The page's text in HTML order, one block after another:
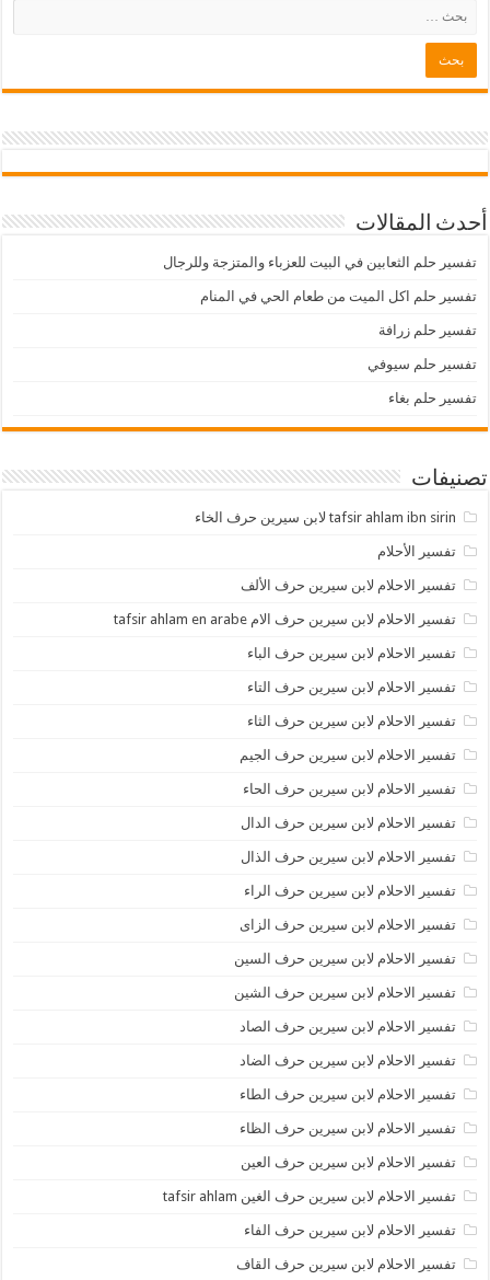
أحدث المقالات
تفسير حلم الثعابين في البيت للعزباء والمتزجة وللرجال
تفسير حلم اكل الميت من طعام الحي في المنام
تفسير حلم زرافة
تفسير حلم سيوفي
تفسير حلم بغاء
تصنيفات
tafsir ahlam ibn sirin لابن سيرين حرف الخاء
تفسير الأحلام
تفسير الاحلام لابن سيرين حرف الألف
تفسير الاحلام لابن سيرين حرف الام tafsir ahlam en arabe
تفسير الاحلام لابن سيرين حرف الباء
تفسير الاحلام لابن سيرين حرف التاء
تفسير الاحلام لابن سيرين حرف الثاء
تفسير الاحلام لابن سيرين حرف الجيم
تفسير الاحلام لابن سيرين حرف الحاء
تفسير الاحلام لابن سيرين حرف الدال
تفسير الاحلام لابن سيرين حرف الذال
تفسير الاحلام لابن سيرين حرف الراء
تفسير الاحلام لابن سيرين حرف الزاى
تفسير الاحلام لابن سيرين حرف السين
تفسير الاحلام لابن سيرين حرف الشين
تفسير الاحلام لابن سيرين حرف الصاد
تفسير الاحلام لابن سيرين حرف الضاد
تفسير الاحلام لابن سيرين حرف الطاء
تفسير الاحلام لابن سيرين حرف الظاء
تفسير الاحلام لابن سيرين حرف العين
تفسير الاحلام لابن سيرين حرف الغين tafsir ahlam
تفسير الاحلام لابن سيرين حرف الفاء
تفسير الاحلام لابن سيرين حرف القاف